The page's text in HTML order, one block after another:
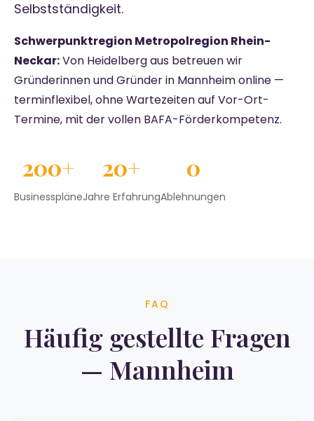
Selbstständigkeit.
Schwerpunktregion Metropolregion Rhein-
Neckar:Von Heidelberg aus betreuen wir
Gründerinnen und Gründer in Mannheim online —
terminflexibel, ohne Wartezeiten auf Vor-Ort-
Termine, mit der vollen BAFA-Förderkompetenz.
200+
Businesspläne
20+
Jahre Erfahrung
0
Ablehnungen
FAQ
Häufig gestellte Fragen
— Mannheim